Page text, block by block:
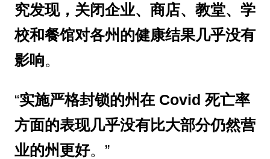
究发现，关闭企业、商店、教堂、学
校和餐馆对各州的健康结果几乎没有
影响。
“实施严格封锁的州在 Covid 死亡率
方面的表现几乎没有比大部分仍然营
业的州更好。”